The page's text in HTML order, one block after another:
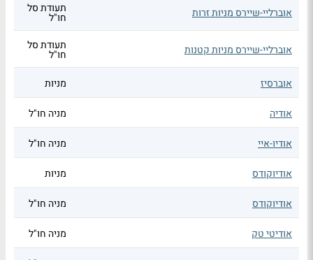
אוברליי-שיירס מניות זרות תעודת סל
חו"ל
אוברליי-שיירס מניות קטנות תעודת סל
חו"ל
אוברסיז
מניות
אודיה מניה חו"ל
אודיו-איי מניה חו"ל
אודיוקודס מניות
אודיוקודס מניה חו"ל
אודיטי טק מניה חו"ל